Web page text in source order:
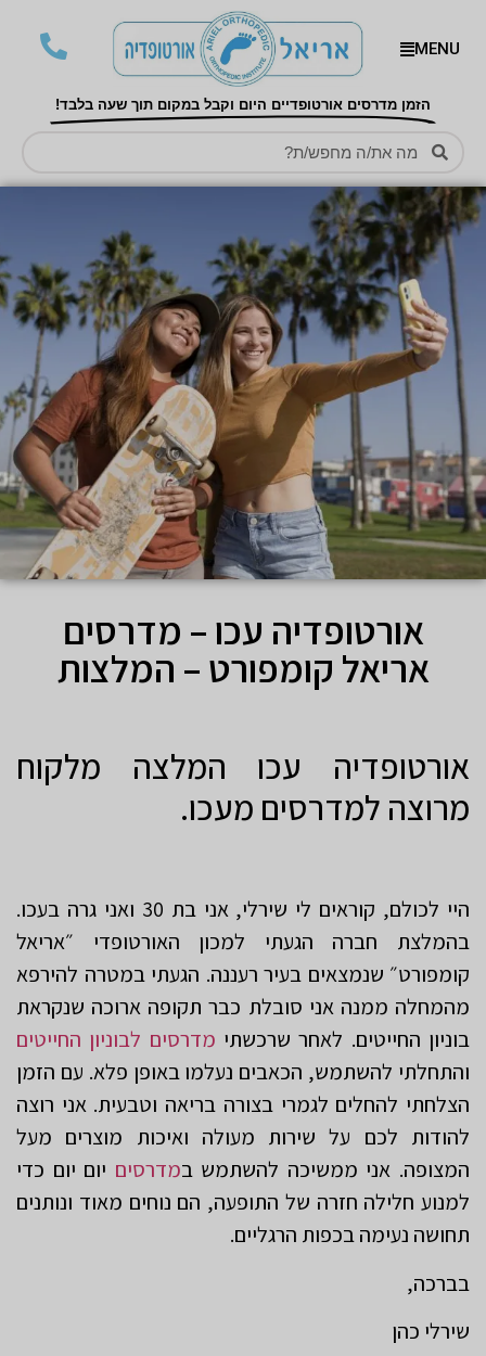
MENU
הזמן מדרסים אורטופדיים היום וקבל במקום תוך שעה בלבד!
אורטופדיה עכו – מדרסים
אריאל קומפורט – המלצות
אורטופדיה עכו המלצה מלקוח
מרוצה למדרסים מעכו.
היי לכולם, קוראים לי שירלי, אני בת 30 ואני גרה בעכו.
בהמלצת חברה הגעתי למכון האורטופדי ״אריאל
קומפורט״ שנמצאים בעיר רעננה. הגעתי במטרה להירפא
מהמחלה ממנה אני סובלת כבר תקופה ארוכה שנקראת
בוניון החייטים. לאחר שרכשתי מדרסים לבוניון החייטים
והתחלתי להשתמש, הכאבים נעלמו באופן פלא. עם הזמן
הצלחתי להחלים לגמרי בצורה בריאה וטבעית. אני רוצה
להודות לכם על שירות מעולה ואיכות מוצרים מעל
המצופה. אני ממשיכה להשתמש במדרסים יום יום כדי
למנוע חלילה חזרה של התופעה, הם נוחים מאוד ונותנים
תחושה נעימה בכפות הרגליים.
בברכה,
שירלי כהן